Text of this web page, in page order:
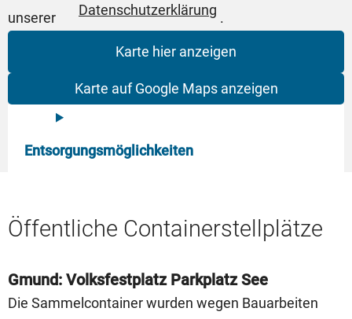
unserer Datenschutzerklärung .
Karte hier anzeigen
Karte auf Google Maps anzeigen
Entsorgungsmöglichkeiten
Öffentliche Containerstellplätze
Gmund: Volksfestplatz Parkplatz See
Die Sammelcontainer wurden wegen Bauarbeiten